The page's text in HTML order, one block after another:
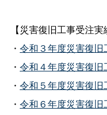
【災害復旧工事受注実
・ 令和３年度災害復
・ 令和４年度災害復
・ 令和５年度災害復
・ 令和６年度災害復